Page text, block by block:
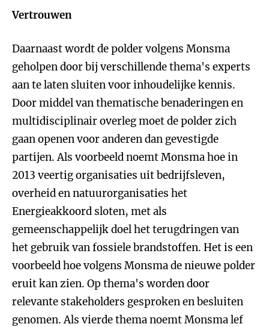
Vertrouwen
Daarnaast wordt de polder volgens Monsma
geholpen door bij verschillende thema's experts
aan te laten sluiten voor inhoudelijke kennis.
Door middel van thematische benaderingen en
multidisciplinair overleg moet de polder zich
gaan openen voor anderen dan gevestigde
partijen. Als voorbeeld noemt Monsma hoe in
2013 veertig organisaties uit bedrijfsleven,
overheid en natuurorganisaties het
Energieakkoord sloten, met als
gemeenschappelijk doel het terugdringen van
het gebruik van fossiele brandstoffen. Het is een
voorbeeld hoe volgens Monsma de nieuwe polder
eruit kan zien. Op thema's worden door
relevante stakeholders gesproken en besluiten
genomen. Als vierde thema noemt Monsma lef